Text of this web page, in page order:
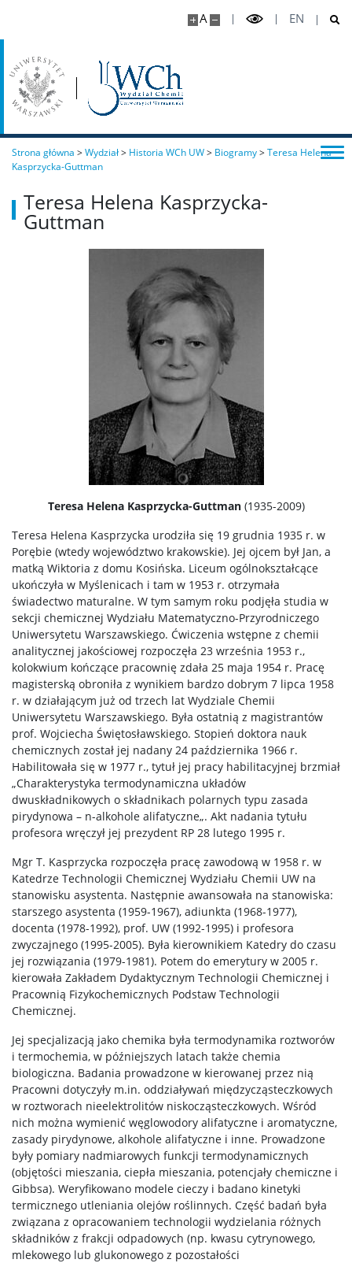
A EN
Strony prywatne
Zespoły badawcze
Repozytorium „Dane Badawcze UW”
Serwis Naukowy UW
Baza publikacji
Nasze osiągnięcia
Popularyzacja
Spotkasz nas
Wykłady z ciekawej chemii
WChemii, czyli lab od podszewki
WChemii, czyli studia od podszewki
Exhibition „Chemistry is all around”
Dla szkół
Dołącz do gry – twórz z nami przyszłość chemii!
Zjazd Dziekanów Wydziałów Chemicznych 2026
Strona główna >Wydział> Historia WCh UW> Biogramy>Teresa Helena
Kasprzycka-Guttman
Teresa Helena Kasprzycka-
Guttman
Teresa Helena Kasprzycka-Guttman (1935-2009)
Teresa Helena Kasprzycka urodziła się 19 grudnia 1935 r. w
Porębie (wtedy województwo krakowskie). Jej ojcem był Jan, a
matką Wiktoria z domu Kosińska. Liceum ogólnokształcące
ukończyła w Myślenicach i tam w 1953 r. otrzymała
świadectwo maturalne. W tym samym roku podjęła studia w
sekcji chemicznej Wydziału Matematyczno-Przyrodniczego
Uniwersytetu Warszawskiego. Ćwiczenia wstępne z chemii
analitycznej jakościowej rozpoczęła 23 września 1953 r.,
kolokwium kończące pracownię zdała 25 maja 1954 r. Pracę
magisterską obroniła z wynikiem bardzo dobrym 7 lipca 1958
r. w działającym już od trzech lat Wydziale Chemii
Uniwersytetu Warszawskiego. Była ostatnią z magistrantów
prof. Wojciecha Świętosławskiego. Stopień doktora nauk
chemicznych został jej nadany 24 października 1966 r.
Habilitowała się w 1977 r., tytuł jej pracy habilitacyjnej brzmiał
„Charakterystyka termodynamiczna układów
dwuskładnikowych o składnikach polarnych typu zasada
pirydynowa – n-alkohole alifatyczne„. Akt nadania tytułu
profesora wręczył jej prezydent RP 28 lutego 1995 r.
Mgr T. Kasprzycka rozpoczęła pracę zawodową w 1958 r. w
Katedrze Technologii Chemicznej Wydziału Chemii UW na
stanowisku asystenta. Następnie awansowała na stanowiska:
starszego asystenta (1959-1967), adiunkta (1968-1977),
docenta (1978-1992), prof. UW (1992-1995) i profesora
zwyczajnego (1995-2005). Była kierownikiem Katedry do czasu
jej rozwiązania (1979-1981). Potem do emerytury w 2005 r.
kierowała Zakładem Dydaktycznym Technologii Chemicznej i
Pracownią Fizykochemicznych Podstaw Technologii
Chemicznej.
Jej specjalizacją jako chemika była termodynamika roztworów
i termochemia, w późniejszych latach także chemia
biologiczna. Badania prowadzone w kierowanej przez nią
Pracowni dotyczyły m.in. oddziaływań międzycząsteczkowych
w roztworach nieelektrolitów niskocząsteczkowych. Wśród
nich można wymienić węglowodory alifatyczne i aromatyczne,
zasady pirydynowe, alkohole alifatyczne i inne. Prowadzone
były pomiary nadmiarowych funkcji termodynamicznych
(objętości mieszania, ciepła mieszania, potencjały chemiczne i
Gibbsa). Weryfikowano modele cieczy i badano kinetyki
termicznego utleniania olejów roślinnych. Część badań była
związana z opracowaniem technologii wydzielania różnych
składników z frakcji odpadowych (np. kwasu cytrynowego,
mlekowego lub glukonowego z pozostałości